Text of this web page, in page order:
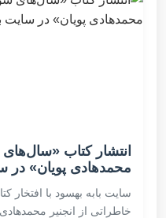
انتشار کتاب «سال‌های
محمدهادی پویان» در
سایت بابه بهسود با افتخار
خاطراتی از انجنیر